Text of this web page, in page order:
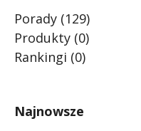
Porady (129)
Produkty (0)
Rankingi (0)
Najnowsze